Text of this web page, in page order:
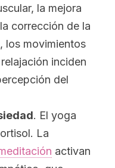
la mejora
corrección de la
los movimientos
inciden
del
. El yoga
La
activan